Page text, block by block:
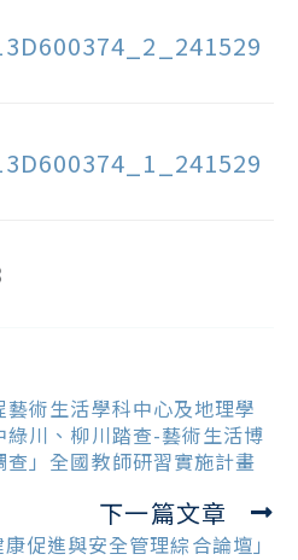
術生活學科中心及地理學
川、柳川踏查-藝術生活博
」全國教師研習實施計畫
下一篇文章
促進與安全管理綜合論壇」